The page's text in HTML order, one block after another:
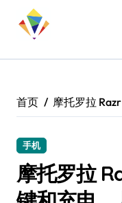
首页 摩托罗拉
手机
摩托罗拉